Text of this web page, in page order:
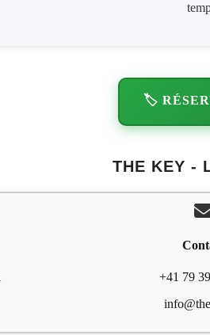
🏷️
THE KEY -
+41 79